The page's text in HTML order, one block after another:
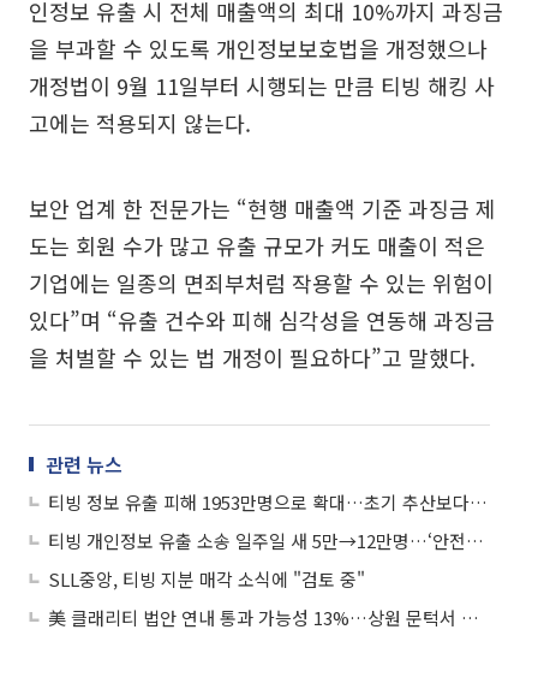
인정보 유출 시 전체 매출액의 최대 10%까지 과징금
을 부과할 수 있도록 개인정보보호법을 개정했으나
개정법이 9월 11일부터 시행되는 만큼 티빙 해킹 사
고에는 적용되지 않는다.
보안 업계 한 전문가는 “현행 매출액 기준 과징금 제
도는 회원 수가 많고 유출 규모가 커도 매출이 적은
기업에는 일종의 면죄부처럼 작용할 수 있는 위험이
있다”며 “유출 건수와 피해 심각성을 연동해 과징금
을 처벌할 수 있는 법 개정이 필요하다”고 말했다.
관련 뉴스
티빙 정보 유출 피해 1953만명으로 확대…초기 추산보다 650만명↑
티빙 개인정보 유출 소송 일주일 새 5만→12만명…‘안전조치 위반’ 쟁점
SLL중앙, 티빙 지분 매각 소식에 "검토 중"
美 클래리티 법안 연내 통과 가능성 13%…상원 문턱서 제동